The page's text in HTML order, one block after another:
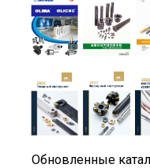
Обновленные